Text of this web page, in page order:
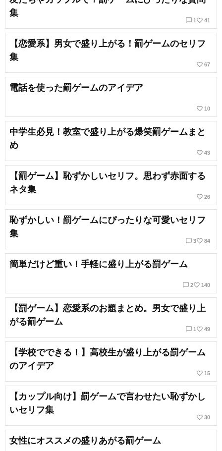
集
chat_bubble_outline 1 favorite_border 41
【恋愛系】男女で盛り上がる！罰ゲームのセリフ
集
favorite_border 67
電話を使った罰ゲームのアイデア
favorite_border 10
中学生必見！教室で盛り上がる爆笑罰ゲームまと
め
favorite_border 43
【罰ゲーム】恥ずかしいセリフ。思わず赤面する
ネタ集
favorite_border 26
恥ずかしい！罰ゲームにぴったりな可愛いセリフ
集
chat_bubble_outline 3favorite_border 84
簡単だけど重い！手軽に盛り上がる罰ゲーム
chat_bubble_outline 2favorite_border 140
【罰ゲーム】恋愛系のお題まとめ。男女で盛り上
がる罰ゲーム
chat_bubble_outline 1 favorite_border 49
【学校でできる！】高校生が盛り上がる罰ゲーム
のアイデア
favorite_border 15
【カップル向け】罰ゲームで言わせたい恥ずかし
いセリフ集
favorite_border 30
女性にオススメの盛りあがる罰ゲーム